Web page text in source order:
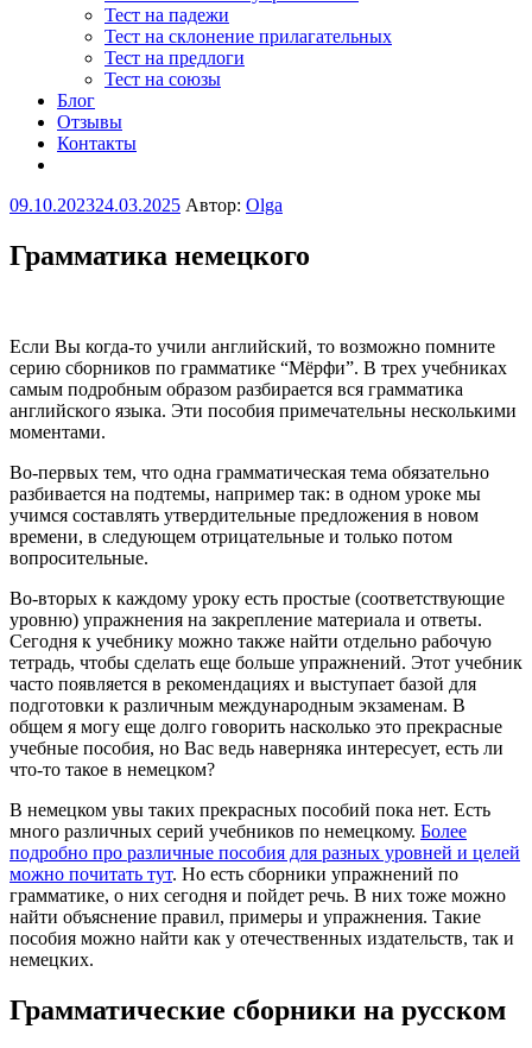
Тест на падежи
Тест на склонение прилагательных
Тест на предлоги
Тест на союзы
Блог
Отзывы
Контакты
Опубликовано
09.10.202324.03.2025 Автор: Olga
Грамматика немецкого
Если Вы когда-то учили английский, то возможно помните
серию сборников по грамматике “Мёрфи”. В трех учебниках
самым подробным образом разбирается вся грамматика
английского языка. Эти пособия примечательны несколькими
моментами.
Во-первых тем, что одна грамматическая тема обязательно
разбивается на подтемы, например так: в одном уроке мы
учимся составлять утвердительные предложения в новом
времени, в следующем отрицательные и только потом
вопросительные.
Во-вторых к каждому уроку есть простые (соответствующие
уровню) упражнения на закрепление материала и ответы.
Сегодня к учебнику можно также найти отдельно рабочую
тетрадь, чтобы сделать еще больше упражнений. Этот учебник
часто появляется в рекомендациях и выступает базой для
подготовки к различным международным экзаменам. В
общем я могу еще долго говорить насколько это прекрасные
учебные пособия, но Вас ведь наверняка интересует, есть ли
что-то такое в немецком?
В немецком увы таких прекрасных пособий пока нет. Есть
много различных серий учебников по немецкому. Более
подробно про различные пособия для разных уровней и целей
можно почитать тут. Но есть сборники упражнений по
грамматике, о них сегодня и пойдет речь. В них тоже можно
найти объяснение правил, примеры и упражнения. Такие
пособия можно найти как у отечественных издательств, так и
немецких.
Грамматические сборники на русском